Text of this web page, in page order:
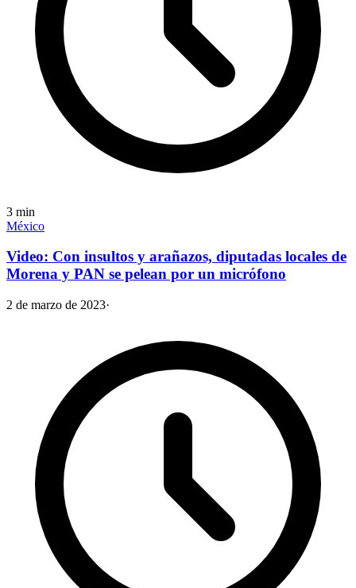
3 min
México
Video: Con insultos y arañazos, diputadas locales de
Morena y PAN se pelean por un micrófono
2 de marzo de 2023·